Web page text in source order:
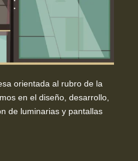
orientada al rubro de la
en el diseño, desarrollo,
de luminarias y pantallas